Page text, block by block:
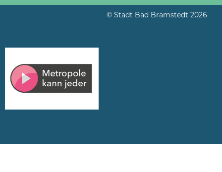
© Stadt Bad Bramstedt 2026